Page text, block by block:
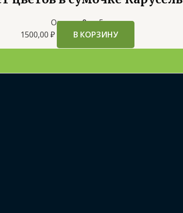
Оценка0из 5
1500,00 ₽ В КОРЗИНУ